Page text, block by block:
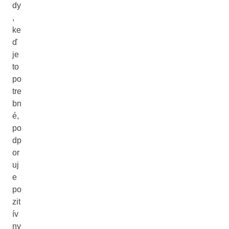
dy
,
ke
ď
je
to
po
tre
bn
é,
po
dp
or
uj
e
po
zit
ív
ny